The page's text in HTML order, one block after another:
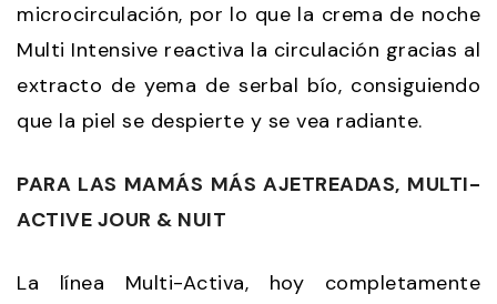
microcirculación, por lo que la crema de noche
Multi Intensive reactiva la circulación gracias al
extracto de yema de serbal bío, consiguiendo
que la piel se despierte y se vea radiante.
PARA LAS MAMÁS MÁS AJETREADAS, MULTI-
ACTIVE JOUR & NUIT
La línea Multi-Activa, hoy completamente